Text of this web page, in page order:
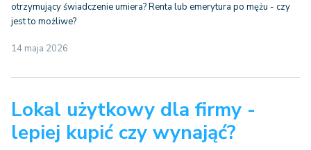
otrzymujący świadczenie umiera? Renta lub emerytura po mężu - czy
jest to możliwe?
14 maja 2026
Lokal użytkowy dla firmy -
lepiej kupić czy wynająć?